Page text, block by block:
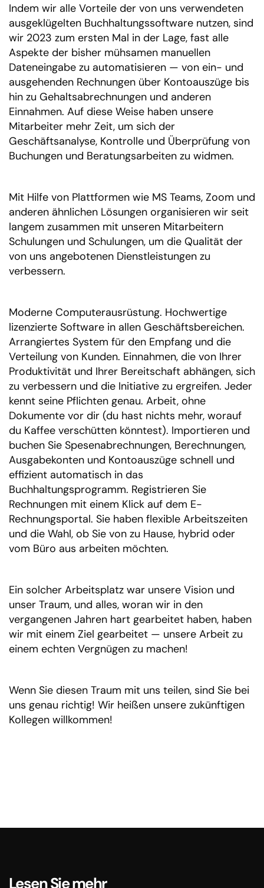
Indem wir alle Vorteile der von uns verwendeten
ausgeklügelten Buchhaltungssoftware nutzen, sind
wir 2023 zum ersten Mal in der Lage, fast alle
Aspekte der bisher mühsamen manuellen
Dateneingabe zu automatisieren — von ein- und
ausgehenden Rechnungen über Kontoauszüge bis
hin zu Gehaltsabrechnungen und anderen
Einnahmen. Auf diese Weise haben unsere
Mitarbeiter mehr Zeit, um sich der
Geschäftsanalyse, Kontrolle und Überprüfung von
Buchungen und Beratungsarbeiten zu widmen.
Mit Hilfe von Plattformen wie MS Teams, Zoom und
anderen ähnlichen Lösungen organisieren wir seit
langem zusammen mit unseren Mitarbeitern
Schulungen und Schulungen, um die Qualität der
von uns angebotenen Dienstleistungen zu
verbessern.
Moderne Computerausrüstung. Hochwertige
lizenzierte Software in allen Geschäftsbereichen.
Arrangiertes System für den Empfang und die
Verteilung von Kunden. Einnahmen, die von Ihrer
Produktivität und Ihrer Bereitschaft abhängen, sich
zu verbessern und die Initiative zu ergreifen. Jeder
kennt seine Pflichten genau. Arbeit, ohne
Dokumente vor dir (du hast nichts mehr, worauf
du Kaffee verschütten könntest). Importieren und
buchen Sie Spesenabrechnungen, Berechnungen,
Ausgabekonten und Kontoauszüge schnell und
effizient automatisch in das
Buchhaltungsprogramm. Registrieren Sie
Rechnungen mit einem Klick auf dem E-
Rechnungsportal. Sie haben flexible Arbeitszeiten
und die Wahl, ob Sie von zu Hause, hybrid oder
vom Büro aus arbeiten möchten.
Ein solcher Arbeitsplatz war unsere Vision und
unser Traum, und alles, woran wir in den
vergangenen Jahren hart gearbeitet haben, haben
wir mit einem Ziel gearbeitet — unsere Arbeit zu
einem echten Vergnügen zu machen!
Wenn Sie diesen Traum mit uns teilen, sind Sie bei
uns genau richtig! Wir heißen unsere zukünftigen
Kollegen willkommen!
Lesen Sie mehr